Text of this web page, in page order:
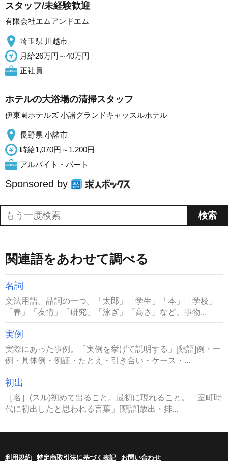
スタッフ/未経験歓迎
有限会社エムアンドエム
埼玉県 川越市
月給26万円～40万円
正社員
ホテルの大浴場の清掃スタッフ
伊東園ホテルズ 小諸グランドキャッスルホテル
長野県 小諸市
時給1,070円～1,200円
アルバイト・パート
Sponsored by
関連語をあわせて調べる
名詞
文法用語。品詞の一つ。「太郎」「学生」「本」「学校」
「春」「友情」「研究」「泳ぎ」「高さ」など、事物...
実例
実際にあった事例。「実例を挙げて説明する」[類語]例・一
例・具体例・例証・たとえ・引き合い・ケース・...
初出
［名］(スル)初めて出ること。最初に現れること。「室町時
代に初出したと思われる言葉」[類語]放出・排...
利用規約 特定商取引法に基づく表記 お問い合わせ